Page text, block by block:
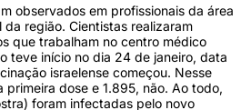
observados em profissionais da área
região. Cientistas realizaram
que trabalham no centro médico
teve início no dia 24 de janeiro, data
israelense começou. Nesse
primeira dose e 1.895, não. Ao todo,
foram infectadas pelo novo